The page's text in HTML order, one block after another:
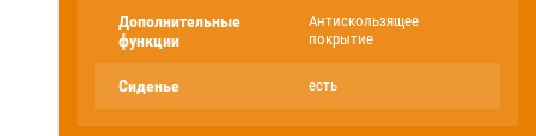
Дополнительные
функции
Антискользящее
покрытие
Сиденье есть